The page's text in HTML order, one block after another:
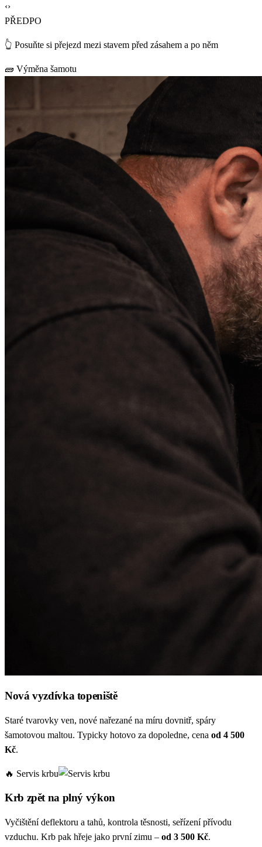
‹›
PŘEDPO
👆 Posuňte si přejezd mezi stavem před zásahem a po něm
🧱 Výměna šamotu
Nová vyzdívka topeniště
Staré tvarovky ven, nové nařezané na míru dovnitř, spáry
šamotovou maltou. Typicky hotovo za dopoledne, cena od 4 500
Kč.
🔥 Servis krbu
Krb zpět na plný výkon
Vyčištění deflektoru a tahů, kontrola těsnosti, seřízení přívodu
vzduchu. Krb pak hřeje jako první zimu – od 3 500 Kč.